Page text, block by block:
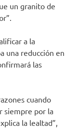
un granito de
a la
una reducción en
las
cuando
siempre por la
la lealtad”,